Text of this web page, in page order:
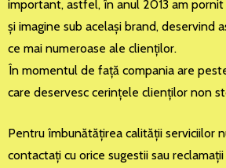
important, astfel, în anul 2013 am pornit
şi imagine sub acelaşi brand, deservind
ce mai numeroase ale clienţilor.
În momentul de faţă compania are
care deservesc cerinţele clienţilor non
Pentru îmbunătăţirea calităţii serviciilor
contactaţi cu orice sugestii sau